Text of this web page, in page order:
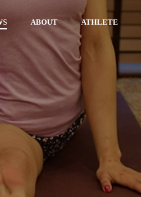
ABOUT ATHLETE